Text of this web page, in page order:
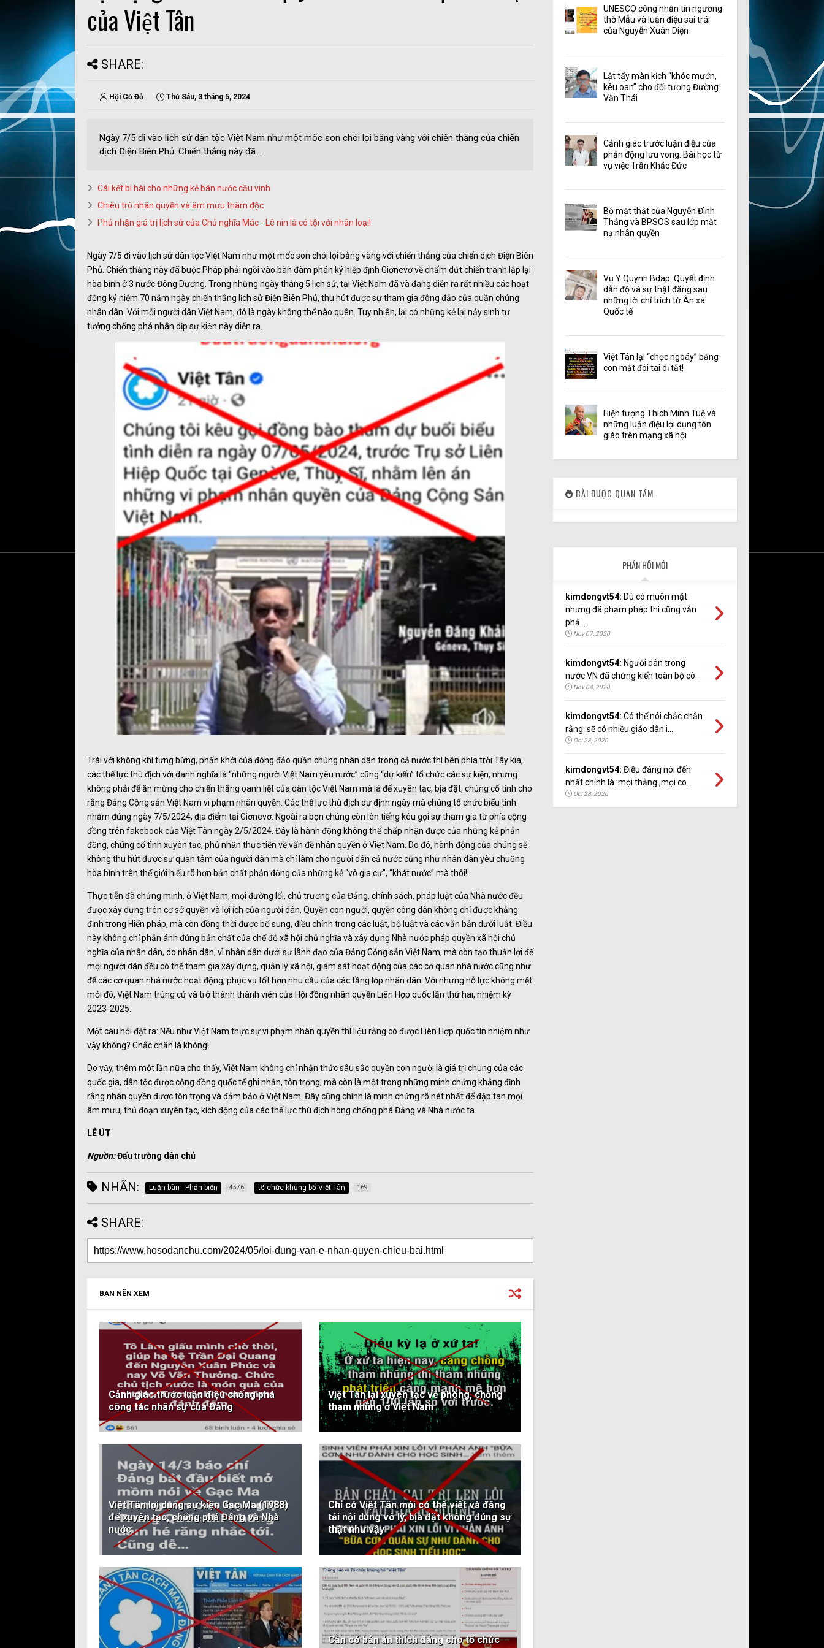
của Việt Tân
SHARE:
Hội Cờ Đỏ Thứ Sáu, 3 tháng 5, 2024
Ngày 7/5 đi vào lịch sử dân tộc Việt Nam như một mốc son chói lọi bằng vàng với chiến thắng của chiến
dịch Điện Biên Phủ. Chiến thắng này đã...
Cái kết bi hài cho những kẻ bán nước cầu vinh
Chiêu trò nhân quyền và âm mưu thâm độc
Phủ nhận giá trị lịch sử của Chủ nghĩa Mác - Lê nin là có tội với nhân loại!
Ngày 7/5 đi vào lịch sử dân tộc Việt Nam như một mốc son chói lọi bằng vàng với chiến thắng của chiến dịch Điện Biên
Phủ. Chiến thắng này đã buộc Pháp phải ngồi vào bàn đàm phán ký hiệp định Giơnevơ về chấm dứt chiến tranh lập lại
hòa bình ở 3 nước Đông Dương. Trong những ngày tháng 5 lịch sử, tại Việt Nam đã và đang diễn ra rất nhiều các hoạt
động kỷ niệm 70 năm ngày chiến thắng lịch sử Điện Biên Phủ, thu hút được sự tham gia đông đảo của quần chúng
nhân dân. Với mỗi người dân Việt Nam, đó là ngày không thể nào quên. Tuy nhiên, lại có những kẻ lại nảy sinh tư
tưởng chống phá nhân dịp sự kiện này diễn ra.
Trái với không khí tưng bừng, phấn khởi của đông đảo quần chúng nhân dân trong cả nước thì bên phía trời Tây kia,
các thế lực thù địch với danh nghĩa là “những người Việt Nam yêu nước” cũng “dự kiến” tổ chức các sự kiện, nhưng
không phải để ăn mừng cho chiến thắng oanh liệt của dân tộc Việt Nam mà là để xuyên tạc, bịa đặt, chúng cố tình cho
rằng Đảng Cộng sản Việt Nam vi phạm nhân quyền. Các thế lực thù địch dự định ngày mà chúng tổ chức biểu tình
nhằm đúng ngày 7/5/2024, địa điểm tại Giơnevơ. Ngoài ra bọn chúng còn lên tiếng kêu gọi sự tham gia từ phía cộng
đồng trên fakebook của Việt Tân ngày 2/5/2024. Đây là hành động không thể chấp nhận được của những kẻ phản
động, chúng cố tình xuyên tạc, phủ nhận thực tiễn về vấn đề nhân quyền ở Việt Nam. Do đó, hành động của chúng sẽ
không thu hút được sự quan tâm của người dân mà chỉ làm cho người dân cả nước cũng như nhân dân yêu chuộng
hòa bình trên thế giới hiểu rõ hơn bản chất phản động của những kẻ “vô gia cư”, “khát nước” mà thôi!
Thực tiễn đã chứng minh, ở Việt Nam, mọi đường lối, chủ trương của Đảng, chính sách, pháp luật của Nhà nước đều
được xây dựng trên cơ sở quyền và lợi ích của người dân. Quyền con người, quyền công dân không chỉ được khẳng
định trong Hiến pháp, mà còn đồng thời được bổ sung, điều chỉnh trong các luật, bộ luật và các văn bản dưới luật. Điều
này không chỉ phản ánh đúng bản chất của chế độ xã hội chủ nghĩa và xây dựng Nhà nước pháp quyền xã hội chủ
nghĩa của nhân dân, do nhân dân, vì nhân dân dưới sự lãnh đạo của Đảng Cộng sản Việt Nam, mà còn tạo thuận lợi để
mọi người dân đều có thể tham gia xây dựng, quản lý xã hội, giám sát hoạt động của các cơ quan nhà nước cũng như
để các cơ quan nhà nước hoạt động, phục vụ tốt hơn nhu cầu của các tầng lớp nhân dân. Với nhưng nỗ lực không mệt
mỏi đó, Việt Nam trúng cử và trở thành thành viên của Hội đồng nhân quyền Liên Hợp quốc lần thứ hai, nhiệm kỳ
2023-2025.
Một câu hỏi đặt ra: Nếu như Việt Nam thực sự vi phạm nhân quyền thì liệu rằng có được Liên Hợp quốc tín nhiệm như
vậy không? Chắc chắn là không!
Do vậy, thêm một lần nữa cho thấy, Việt Nam không chỉ nhận thức sâu sắc quyền con người là giá trị chung của các
quốc gia, dân tộc được cộng đồng quốc tế ghi nhận, tôn trọng, mà còn là một trong những minh chứng khẳng định
rằng nhân quyền được tôn trọng và đảm bảo ở Việt Nam. Đây cũng chính là minh chứng rõ nét nhất để đập tan mọi
âm mưu, thủ đoạn xuyên tạc, kích động của các thế lực thù địch hòng chống phá Đảng và Nhà nước ta.
LÊ ÚT
Nguồn:Đấu trường dân chủ
NHÃN: Luận bàn - Phản biện 4576 tổ chức khủng bố Việt Tân 169
SHARE:
BẠN NÊN XEM
Cảnh giác trước luận điệu chống phá
công tác nhân sự của Đảng
Việt Tân lại xuyên tạc về phòng, chống
tham nhũng ở Việt Nam
Việt Tân lợi dụng sự kiện Gạc Ma (1988)
để xuyên tạc, chống phá Đảng và Nhà
nước
Chỉ có Việt Tân mới có thể viết và đăng
tải nội dung vô lý, bịa đặt không đúng sự
thật như vậy
Cần có bản án thích đáng cho tổ chức
UNESCO công nhận tín ngưỡng
thờ Mẫu và luận điệu sai trái
của Nguyễn Xuân Diện
Lật tẩy màn kịch “khóc mướn,
kêu oan” cho đối tượng Đường
Văn Thái
Cảnh giác trước luận điệu của
phản động lưu vong: Bài học từ
vụ việc Trần Khắc Đức
Bộ mặt thật của Nguyễn Đình
Thắng và BPSOS sau lớp mặt
nạ nhân quyền
Vụ Y Quynh Bdap: Quyết định
dẫn độ và sự thật đằng sau
những lời chỉ trích từ Ân xá
Quốc tế
Việt Tân lại “chọc ngoáy” bằng
con mắt đôi tai dị tật!
Hiện tượng Thích Minh Tuệ và
những luận điệu lợi dụng tôn
giáo trên mạng xã hội
BÀI ĐƯỢC QUAN TÂM
PHẢN HỒI MỚI
kimdongvt54: Dù có muôn mặt
nhưng đã phạm pháp thì cũng vẫn
phả...
Nov 07, 2020
kimdongvt54: Người dân trong
nước VN đã chứng kiến toàn bộ cô...
Nov 04, 2020
kimdongvt54: Có thể nói chắc chắn
rằng :sẽ có nhiều giáo dân i...
Oct 28, 2020
kimdongvt54: Điều đáng nói đến
nhất chính là :mọi thằng ,mọi co...
Oct 28, 2020